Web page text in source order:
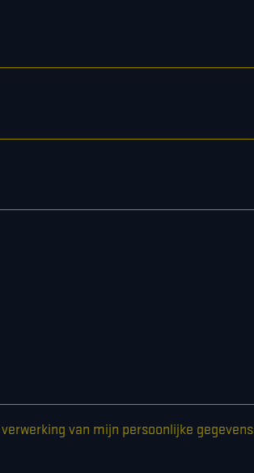
van mijn persoonlijke gegevens